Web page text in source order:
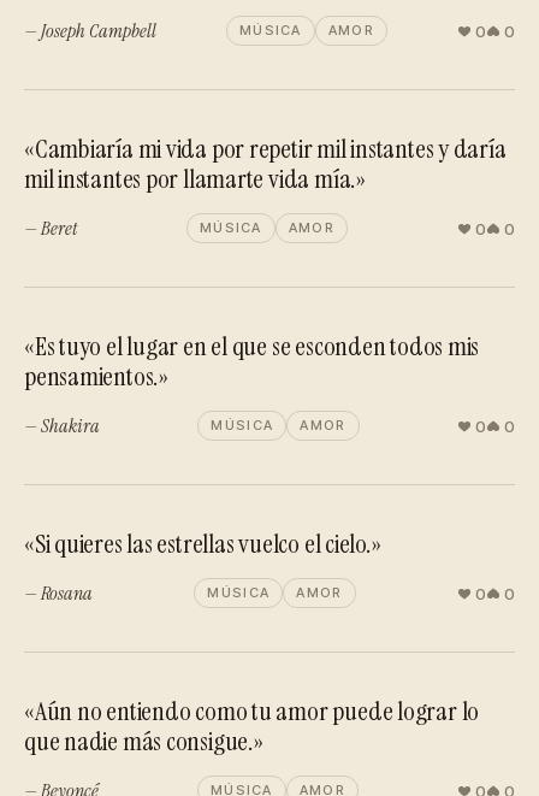
— Joseph Campbell MÚSICA AMOR 0 0
«Cambiaría mi vida por repetir mil instantes y daría
mil instantes por llamarte vida mía.»
— Beret MÚSICA AMOR 0 0
«Es tuyo el lugar en el que se esconden todos mis
pensamientos.»
— Shakira MÚSICA AMOR 0 0
«Si quieres las estrellas vuelco el cielo.»
— Rosana MÚSICA AMOR 0 0
«Aún no entiendo como tu amor puede lograr lo
que nadie más consigue.»
— Beyoncé MÚSICA AMOR 0 0